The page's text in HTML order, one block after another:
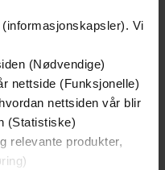
Vi
(Nødvendige)
nettside (Funksjonelle)
nettsiden vår blir
(Statistiske)
relevante produkter,
(forfatter)